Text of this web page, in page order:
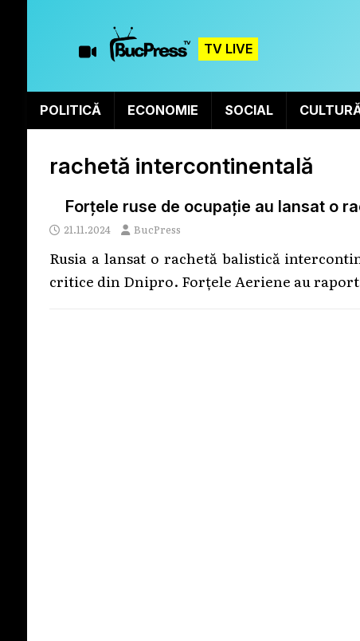
TV LIVE
POLITICĂ ECONOMIE SOCIAL
rachetă intercontinentală
Forțele ruse de ocupație au lansat o
21.11.2024 BucPress
Rusia a lansat o rachetă balistică
critice din Dnipro. Forțele Aeriene au